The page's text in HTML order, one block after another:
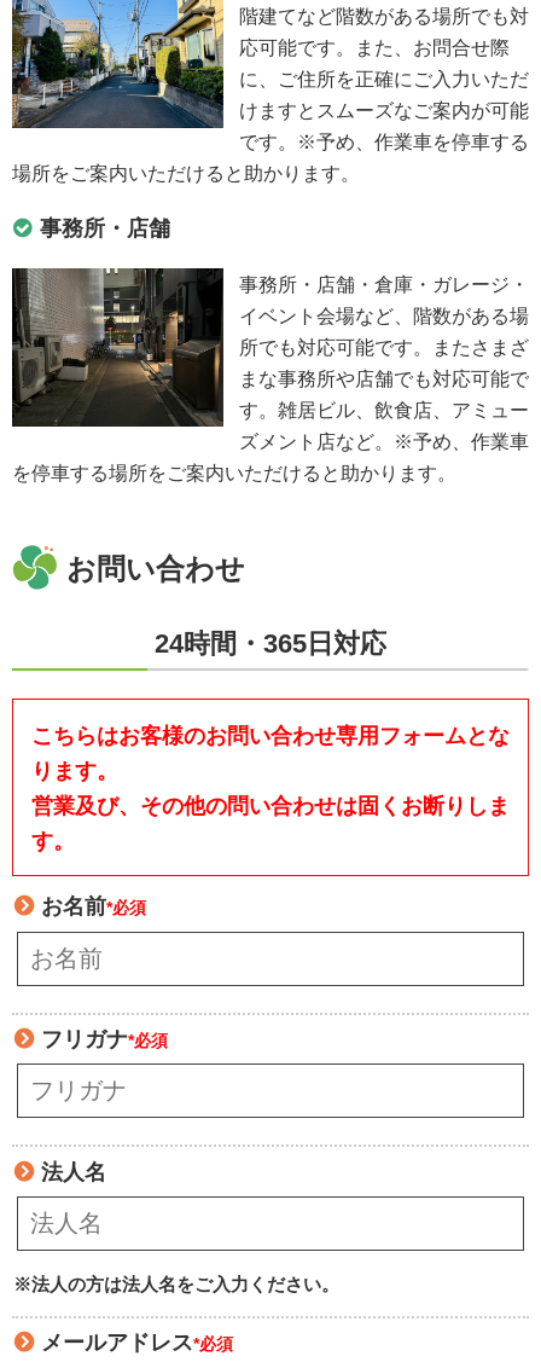
階建てなど階数がある場所でも対
応可能です。また、お問合せ際
に、ご住所を正確にご入力いただ
けますとスムーズなご案内が可能
です。※予め、作業車を停車する
場所をご案内いただけると助かります。
事務所・店舗
事務所・店舗・倉庫・ガレージ・
イベント会場など、階数がある場
所でも対応可能です。またさまざ
まな事務所や店舗でも対応可能で
す。雑居ビル、飲食店、アミュー
ズメント店など。※予め、作業車
を停車する場所をご案内いただけると助かります。
お問い合わせ
24時間・365日対応
こちらはお客様のお問い合わせ専用フォームとな
ります。
営業及び、その他の問い合わせは固くお断りしま
す。
お名前*必須
フリガナ*必須
法人名
※法人の方は法人名をご入力ください。
メールアドレス*必須